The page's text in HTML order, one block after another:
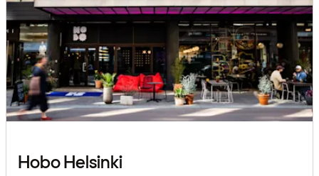
Hobo Helsinki